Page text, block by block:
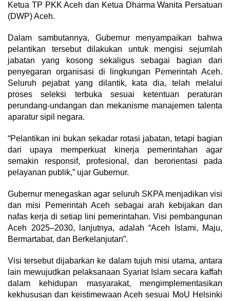
Ketua TP PKK Aceh dan Ketua Dharma Wanita Persatuan
(DWP) Aceh.
Dalam sambutannya, Gubernur menyampaikan bahwa
pelantikan tersebut dilakukan untuk mengisi sejumlah
jabatan yang kosong sekaligus sebagai bagian dari
penyegaran organisasi di lingkungan Pemerintah Aceh.
Seluruh pejabat yang dilantik, kata dia, telah melalui
proses seleksi terbuka sesuai ketentuan peraturan
perundang-undangan dan mekanisme manajemen talenta
aparatur sipil negara.
“Pelantikan ini bukan sekadar rotasi jabatan, tetapi bagian
dari upaya memperkuat kinerja pemerintahan agar
semakin responsif, profesional, dan berorientasi pada
pelayanan publik,” ujar Gubernur.
Gubernur menegaskan agar seluruh SKPA menjadikan visi
dan misi Pemerintah Aceh sebagai arah kebijakan dan
nafas kerja di setiap lini pemerintahan. Visi pembangunan
Aceh 2025–2030, lanjutnya, adalah “Aceh Islami, Maju,
Bermartabat, dan Berkelanjutan”.
Visi tersebut dijabarkan ke dalam tujuh misi utama, antara
lain mewujudkan pelaksanaan Syariat Islam secara kaffah
dalam kehidupan masyarakat, mengimplementasikan
kekhususan dan keistimewaan Aceh sesuai MoU Helsinki